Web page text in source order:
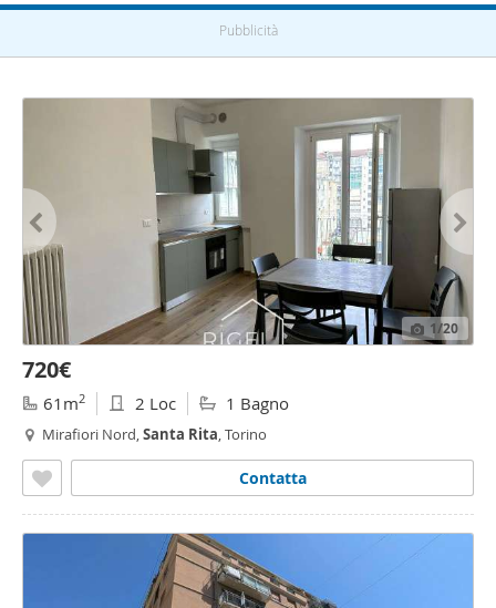
Pubblicità
1/20
720€
61m2 2 Loc 1 Bagno
Mirafiori Nord,Santa Rita, Torino
Contatta